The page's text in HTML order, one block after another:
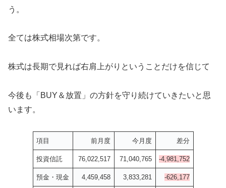
う。
全ては株式相場次第です。
株式は長期で見れば右肩上がりということだけを信じて
今後も「BUY＆放置」の方針を守り続けていきたいと思
います。
項目 前月度 今月度 差分
投資信託 76,022,517 71,040,765 -4,981,752
預金・現金 4,459,458 3,833,281 -626,177